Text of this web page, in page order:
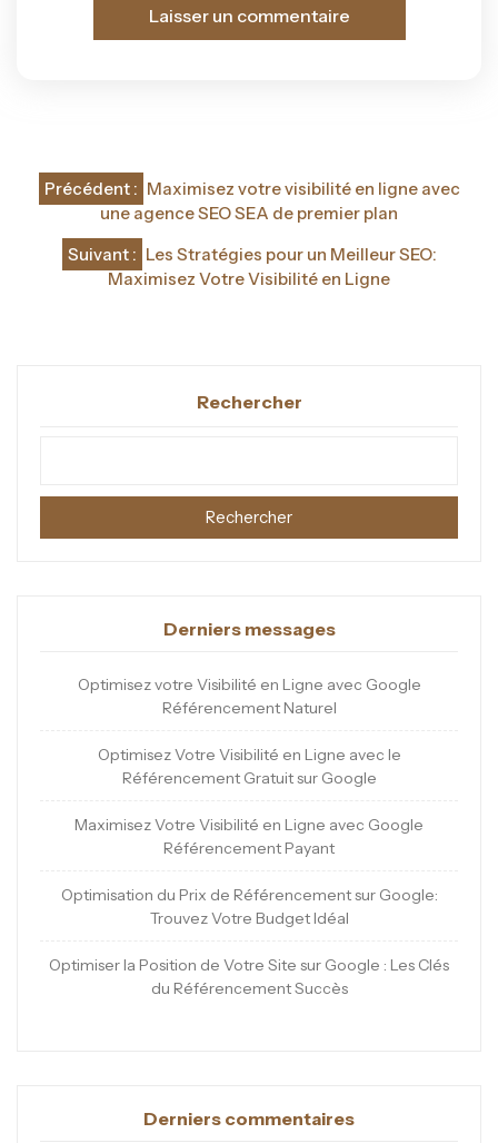
Navigation
l’article
Précédent : Maximisez votre visibilité en ligne avec
une agence SEO SEA de premier plan
Suivant : Les Stratégies pour un Meilleur SEO:
Maximisez Votre Visibilité en Ligne
Rechercher
Rechercher
Derniers messages
Optimisez votre Visibilité en Ligne avec Google
Référencement Naturel
Optimisez Votre Visibilité en Ligne avec le
Référencement Gratuit sur Google
Maximisez Votre Visibilité en Ligne avec Google
Référencement Payant
Optimisation du Prix de Référencement sur Google:
Trouvez Votre Budget Idéal
Optimiser la Position de Votre Site sur Google : Les Clés
du Référencement Succès
Derniers commentaires